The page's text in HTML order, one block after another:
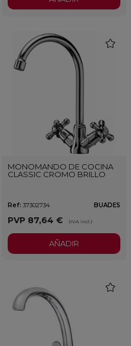
MONOMANDO DE COCINA
CLASSIC CROMO BRILLO
Ref: 37302734 BUADES
PVP 87,64 € (IVA incl.)
AÑADIR